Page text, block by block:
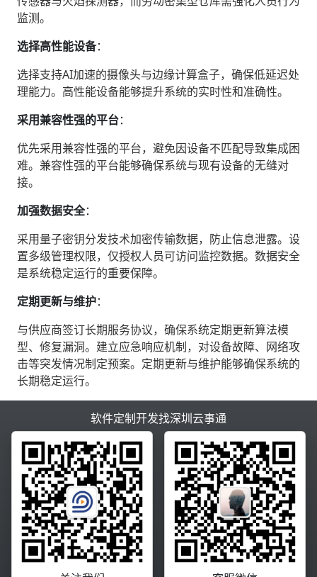
监测。
选择高性能设备‌：
选择支持AI加速的摄像头与边缘计算盒子，确保低延迟处
理能力。高性能设备能够提升系统的实时性和准确性。
采用兼容性强的平台‌：
优先采用兼容性强的平台，避免因设备不匹配导致集成困
难。兼容性强的平台能够确保系统与现有设备的无缝对
接。
加强数据安全‌：
采用量子密钥分发技术加密传输数据，防止信息泄露。设
置多级管理权限，仅授权人员可访问监控数据。数据安全
是系统稳定运行的重要保障。
定期更新与维护‌：
与供应商签订长期服务协议，确保系统定期更新算法模
型、修复漏洞。建立应急响应机制，对设备故障、网络攻
击等突发情况制定预案。定期更新与维护能够确保系统的
长期稳定运行。
软件定制开发找深圳云事通